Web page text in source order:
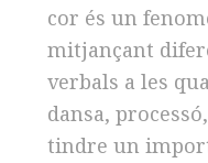
cor és un
mitjançant
verbals a les
dansa,
tindre un